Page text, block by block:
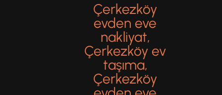
Çerkezköy
evden eve
nakliyat,
Çerkezköy ev
taşıma,
Çerkezköy